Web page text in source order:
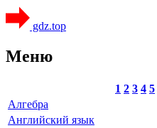
gdz.top
Меню
1 2 3 4 5
Алгебра
Английский язык